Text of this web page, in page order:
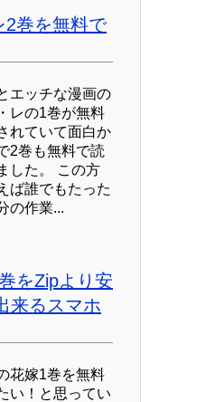
2巻を無料で
エッチな漫画の
レの1巻が無料
れていて面白か
2巻も無料で読
した。 この方
ば誰でもたった
の作業...
をZipより安
来るスマホ
花嫁1巻を無料
い！と思ってい